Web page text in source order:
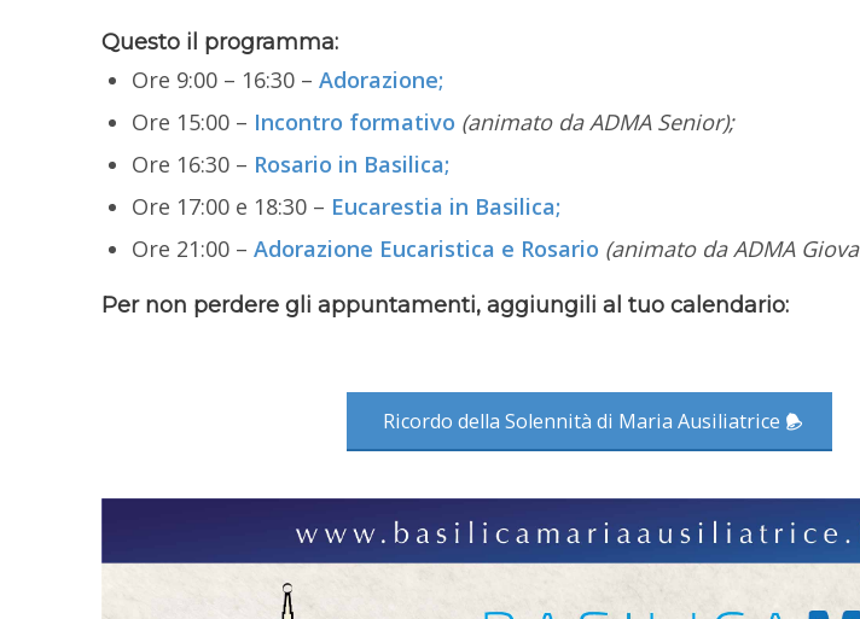
Questo il programma:
Ore 9:00 – 16:30 – Adorazione;
Ore 15:00 – Incontro formativo (animato da ADMA Senior);
Ore 16:30 – Rosario in Basilica;
Ore 17:00 e 18:30 – Eucarestia in Basilica;
Ore 21:00 – Adorazione Eucaristica e Rosario (animato da ADMA
Per non perdere gli appuntamenti, aggiungili al tuo calendario:
Ricordo della Solennità di Maria Ausiliatrice